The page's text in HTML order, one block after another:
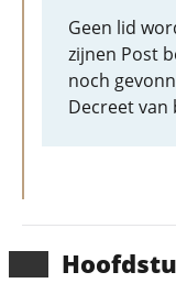
Geen lid
zijnen Post
noch
Decreet van